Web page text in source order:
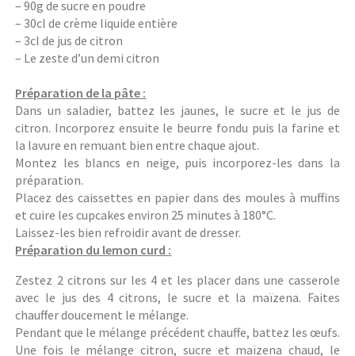
– 90g de sucre en poudre
– 30cl de crème liquide entière
– 3cl de jus de citron
– Le zeste d’un demi citron
Préparation de la pâte :
Dans un saladier, battez les jaunes, le sucre et le jus de
citron. Incorporez ensuite le beurre fondu puis la farine et
la lavure en remuant bien entre chaque ajout.
Montez les blancs en neige, puis incorporez-les dans la
préparation.
Placez des caissettes en papier dans des moules à muffins
et cuire les cupcakes environ 25 minutes à 180°C.
Laissez-les bien refroidir avant de dresser.
Préparation du lemon curd :
Zestez 2 citrons sur les 4 et les placer dans une casserole
avec le jus des 4 citrons, le sucre et la maïzena. Faites
chauffer doucement le mélange.
Pendant que le mélange précédent chauffe, battez les œufs.
Une fois le mélange citron, sucre et maïzena chaud, le